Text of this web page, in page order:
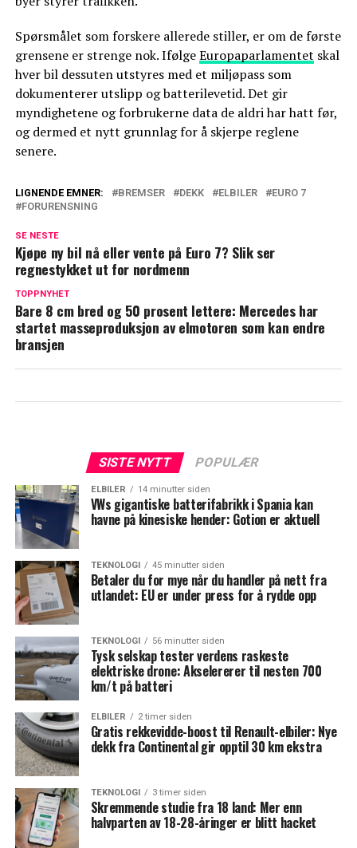
Spørsmålet som forskere allerede stiller, er om de første
grensene er strenge nok. IfølgeEuropaparlamentet skal
hver bil dessuten utstyres med et miljøpass som
dokumenterer utslipp og batterilevetid. Det gir
myndighetene og forbrukerne data de aldri har hatt før,
og dermed et nytt grunnlag for å skjerpe reglene
senere.
LIGNENDE EMNER: BREMSER DEKK ELBILER
EURO 7
FORURENSNING
SE NESTE
Kjøpe ny bil nå eller vente på Euro 7? Slik ser
regnestykket ut for nordmenn
TOPPNYHET
Bare 8 cm bred og 50 prosent lettere: Mercedes har
startet masseproduksjon av elmotoren som kan endre
bransjen
SISTE NYTT POPULÆR
ELBILER 14 minutter siden
VWs gigantiske batterifabrikk i Spania kan
havne på kinesiske hender: Gotion er aktuell
TEKNOLOGI 45 minutter siden
Betaler du for mye når du handler på nett fra
utlandet: EU er under press for å rydde opp
TEKNOLOGI 56 minutter siden
Tysk selskap tester verdens raskeste
elektriske drone: Akselererer til nesten 700
km/t på batteri
ELBILER 2 timer siden
Gratis rekkevidde-boost til Renault-elbiler: Nye
dekk fra Continental gir opptil 30 km ekstra
TEKNOLOGI 3 timer siden
Skremmende studie fra 18 land: Mer enn
halvparten av 18-28-åringer er blitt hacket